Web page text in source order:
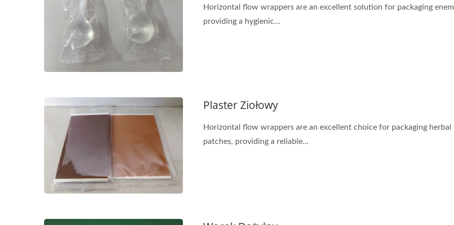
Horizontal flow wrappers are an excellent solution for packaging
providing a hygienic...
Plaster Ziołowy
Horizontal flow wrappers are an excellent choice for packaging herbal
patches, providing a reliable...